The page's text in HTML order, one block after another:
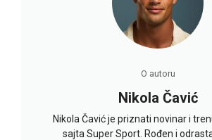
O autoru
Nikola Čavić
Nikola Čavić je priznati novinar i
sajta Super Sport. Rođen i